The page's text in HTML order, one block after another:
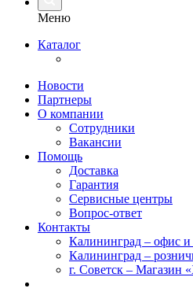
Меню
Каталог
Новости
Партнеры
О компании
Сотрудники
Вакансии
Помощь
Доставка
Гарантия
Сервисные центры
Вопрос-ответ
Контакты
Калининград – офис и
Калининград –
г. Советск – Магазин